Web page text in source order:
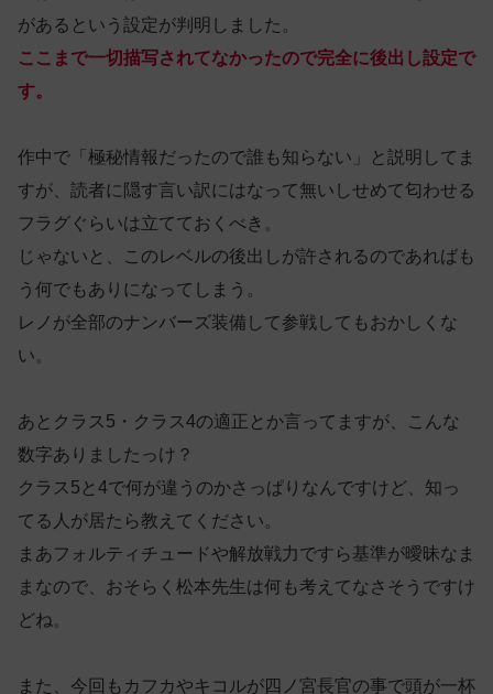
があるという設定が判明しました。
ここまで一切描写されてなかったので完全に後出し設定で
す。
作中で「極秘情報だったので誰も知らない」と説明してま
すが、読者に隠す言い訳にはなって無いしせめて匂わせる
フラグぐらいは立てておくべき。
じゃないと、このレベルの後出しが許されるのであればも
う何でもありになってしまう。
レノが全部のナンバーズ装備して参戦してもおかしくな
い。
あとクラス5・クラス4の適正とか言ってますが、こんな
数字ありましたっけ？
クラス5と4で何が違うのかさっぱりなんですけど、知っ
てる人が居たら教えてください。
まあフォルティチュードや解放戦力ですら基準が曖昧なま
まなので、おそらく松本先生は何も考えてなさそうですけ
どね。
また、今回もカフカやキコルが四ノ宮長官の事で頭が一杯